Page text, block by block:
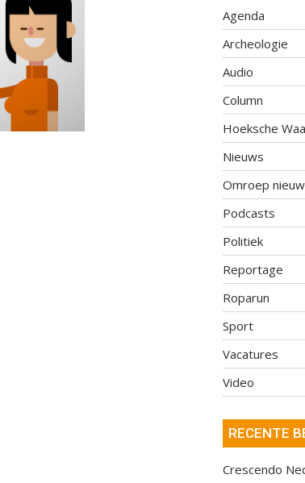
Agenda
Archeologie
Audio
Column
Hoeksche
Nieuws
Omroep
Podcasts
Politiek
Reportage
Roparun
Sport
Vacatures
Video
RECENTE
Crescendo